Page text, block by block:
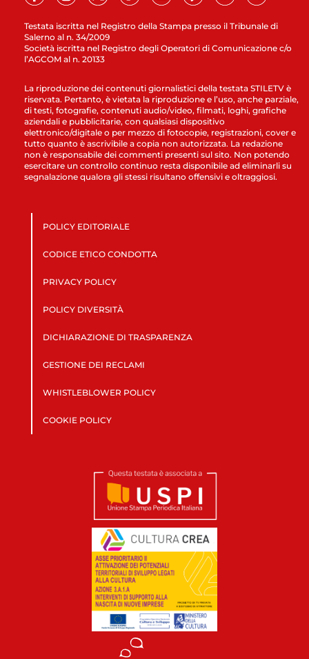
Testata iscritta nel Registro della Stampa presso il Tribunale di
Salerno al n. 34/2009
Società iscritta nel Registro degli Operatori di Comunicazione c/o
l’AGCOM al n. 20133
La riproduzione dei contenuti giornalistici della testata STILETV è
riservata. Pertanto, è vietata la riproduzione e l’uso, anche parziale,
di testi, fotografie, contenuti audio/video, filmati, loghi, grafiche
aziendali e pubblicitarie, con qualsiasi dispositivo
elettronico/digitale o per mezzo di fotocopie, registrazioni, cover e
tutto quanto è ascrivibile a copia non autorizzata. La redazione
non è responsabile dei commenti presenti sul sito. Non potendo
esercitare un controllo continuo resta disponibile ad eliminarli su
segnalazione qualora gli stessi risultano offensivi e oltraggiosi.
POLICY EDITORIALE
CODICE ETICO CONDOTTA
PRIVACY POLICY
POLICY DIVERSITÀ
DICHIARAZIONE DI TRASPARENZA
GESTIONE DEI RECLAMI
WHISTLEBLOWER POLICY
COOKIE POLICY